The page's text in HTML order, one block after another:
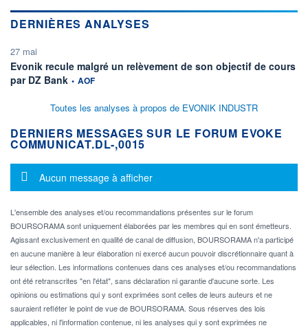
DERNIÈRES ANALYSES
27 mai
Evonik recule malgré un relèvement de son objectif de cours
par DZ Bankinformation fournie par
• AOF
Toutes les analyses à propos de EVONIK INDUSTR
DERNIERS MESSAGES SUR LE FORUM EVOKE
COMMUNICAT.DL-,0015
Message d'information
Aucun message à afficher
L'ensemble des analyses et/ou recommandations présentes sur le forum
BOURSORAMA sont uniquement élaborées par les membres qui en sont émetteurs.
Agissant exclusivement en qualité de canal de diffusion, BOURSORAMA n'a participé
en aucune manière à leur élaboration ni exercé aucun pouvoir discrétionnaire quant à
leur sélection. Les informations contenues dans ces analyses et/ou recommandations
ont été retranscrites "en l'état", sans déclaration ni garantie d'aucune sorte. Les
opinions ou estimations qui y sont exprimées sont celles de leurs auteurs et ne
sauraient refléter le point de vue de BOURSORAMA. Sous réserves des lois
applicables, ni l'information contenue, ni les analyses qui y sont exprimées ne